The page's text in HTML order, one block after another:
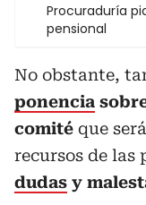
Procuraduría
pensional
No obstante,
ponencia
comité que
recursos de las
dudas y